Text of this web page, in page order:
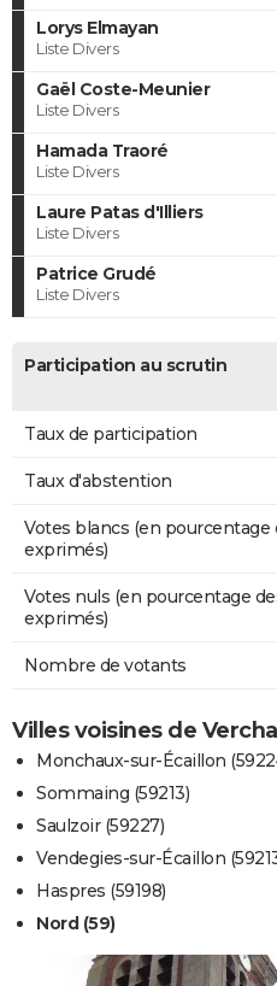
Lorys Elmayan
Liste Divers
Gaël Coste-Meunier
Liste Divers
Hamada Traoré
Liste Divers
Laure Patas d'Illiers
Liste Divers
Patrice Grudé
Liste Divers
Participation au scrutin
Taux de participation
Taux d'abstention
Votes blancs (en pourcentage
exprimés)
Votes nuls (en pourcentage
exprimés)
Nombre de votants
Villes voisines de
Monchaux-sur-Écaillon
Sommaing (59213)
Saulzoir (59227)
Vendegies-sur-Écaillon
Haspres (59198)
Nord (59)